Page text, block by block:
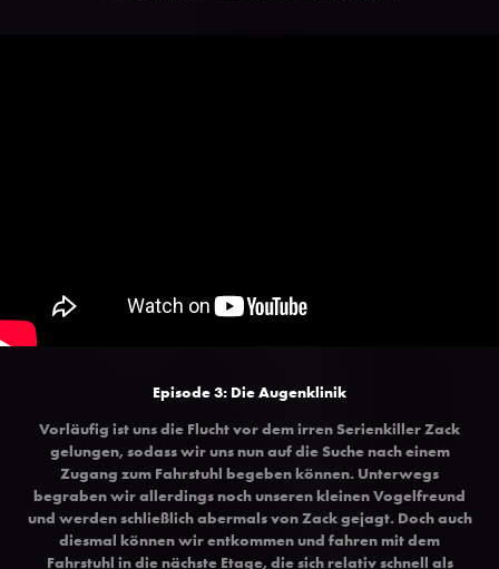
Episode 3: Die Augenklinik
Vorläufig ist uns die Flucht vor dem irren Serienkiller Zack
gelungen, sodass wir uns nun auf die Suche nach einem
Zugang zum Fahrstuhl begeben können. Unterwegs
begraben wir allerdings noch unseren kleinen Vogelfreund
und werden schließlich abermals von Zack gejagt. Doch auch
diesmal können wir entkommen und fahren mit dem
Fahrstuhl in die nächste Etage, die sich relativ schnell als